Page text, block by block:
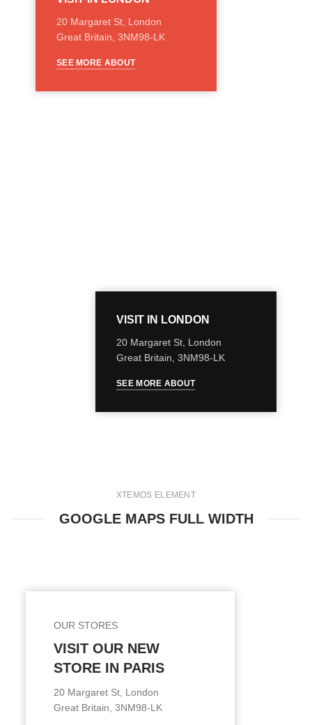
20 Margaret St, London
Great Britain, 3NM98-LK
SEE MORE ABOUT
VISIT IN LONDON
20 Margaret St, London
Great Britain, 3NM98-LK
SEE MORE ABOUT
XTEMOS ELEMENT
GOOGLE MAPS FULL WIDTH
OUR STORES
VISIT OUR NEW
STORE IN PARIS
20 Margaret St, London
Great Britain, 3NM98-LK